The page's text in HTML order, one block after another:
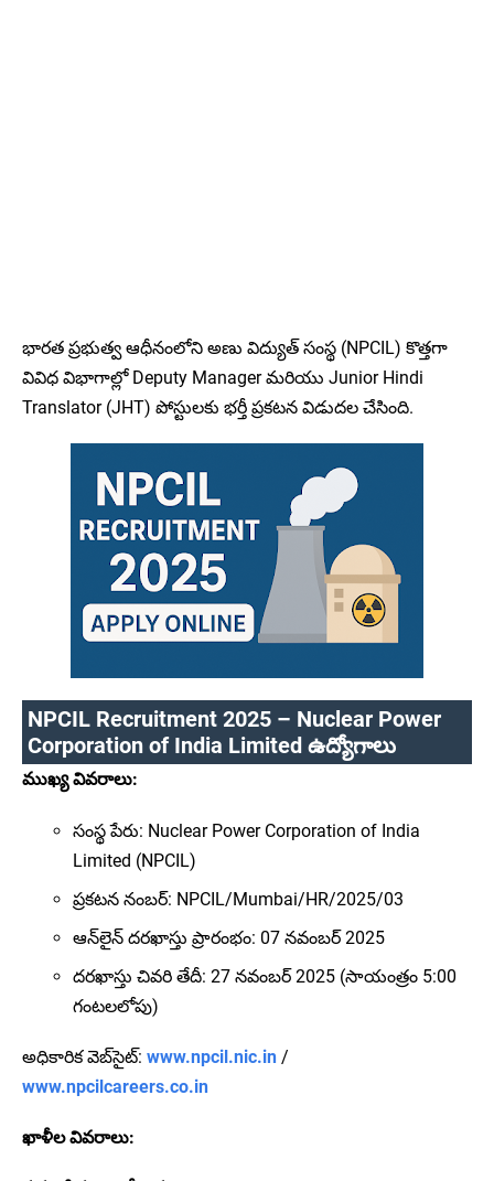
భారత ప్రభుత్వ ఆధీనంలోని అణు విద్యుత్ సంస్థ (NPCIL) కొత్తగా
వివిధ విభాగాల్లో Deputy Manager మరియు Junior Hindi
Translator (JHT) పోస్టులకు భర్తీ ప్రకటన విడుదల చేసింది.
NPCIL Recruitment 2025 – Nuclear Power
Corporation of India Limited ఉద్యోగాలు
ముఖ్య వివరాలు:
సంస్థ పేరు: Nuclear Power Corporation of India
Limited (NPCIL)
ప్రకటన నంబర్: NPCIL/Mumbai/HR/2025/03
ఆన్‌లైన్ దరఖాస్తు ప్రారంభం: 07 నవంబర్ 2025
దరఖాస్తు చివరి తేదీ: 27 నవంబర్ 2025 (సాయంత్రం 5:00
గంటలలోపు)
అధికారిక వెబ్‌సైట్: www.npcil.nic.in /
www.npcilcareers.co.in
ఖాళీల వివరాలు: